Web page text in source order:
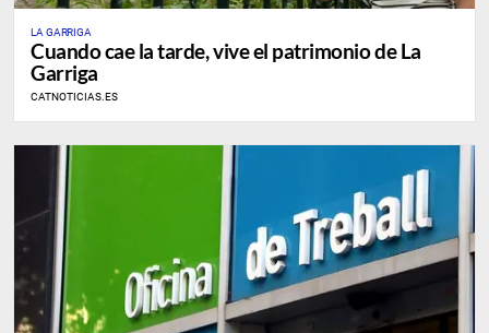
LA GARRIGA
Cuando cae la tarde, vive el patrimonio de La
Garriga
CATNOTICIAS.ES